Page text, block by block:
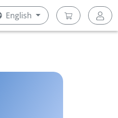
English